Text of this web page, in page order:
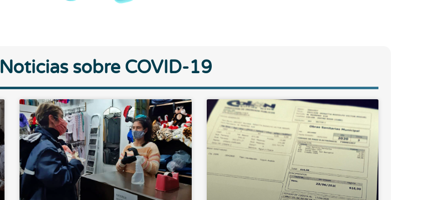
Noticias sobre COVID-19